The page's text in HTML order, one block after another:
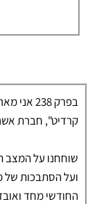
בפרק
קרדיט", חברת
שוחחנו על המצב
ועל הסתבכות של
החודשי מחד